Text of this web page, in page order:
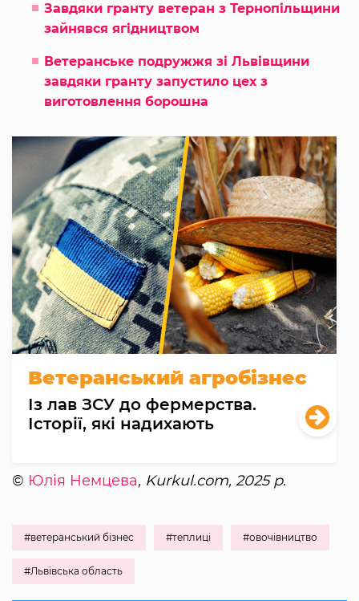
Завдяки гранту ветеран з Тернопільщини
зайнявся ягідництвом
Ветеранське подружжя зі Львівщини
завдяки гранту запустило цех з
виготовлення борошна
Ветеранський агробізнес
Із лав ЗСУ до фермерства.
Історії, які надихають
© Юлія Немцева, Kurkul.com, 2025 р.
#ветеранський бізнес #теплиці #овочівництво
#Львівська область